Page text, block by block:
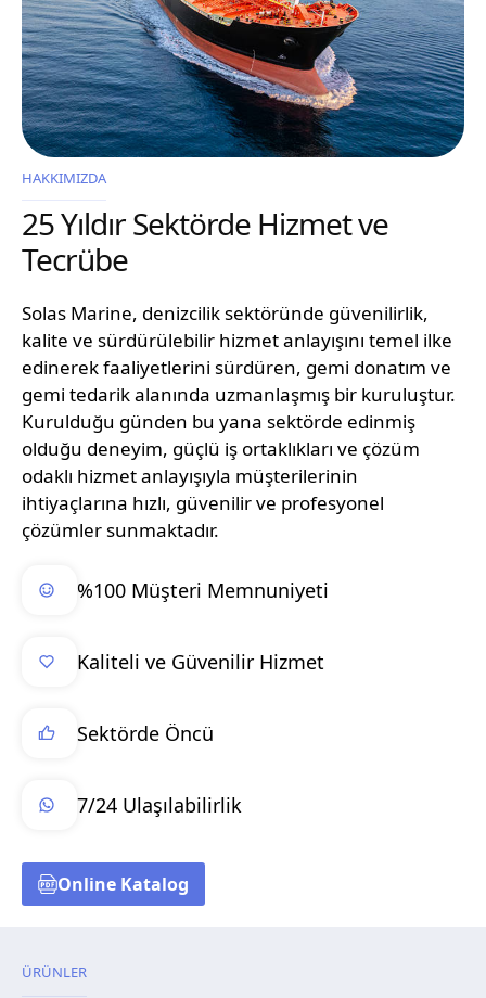
HAKKIMIZDA
25 Yıldır Sektörde Hizmet ve
Tecrübe
Solas Marine, denizcilik sektöründe güvenilirlik,
kalite ve sürdürülebilir hizmet anlayışını temel ilke
edinerek faaliyetlerini sürdüren, gemi donatım ve
gemi tedarik alanında uzmanlaşmış bir kuruluştur.
Kurulduğu günden bu yana sektörde edinmiş
olduğu deneyim, güçlü iş ortaklıkları ve çözüm
odaklı hizmet anlayışıyla müşterilerinin
ihtiyaçlarına hızlı, güvenilir ve profesyonel
çözümler sunmaktadır.
%100 Müşteri Memnuniyeti
Kaliteli ve Güvenilir Hizmet
Sektörde Öncü
7/24 Ulaşılabilirlik
Online Katalog
ÜRÜNLER